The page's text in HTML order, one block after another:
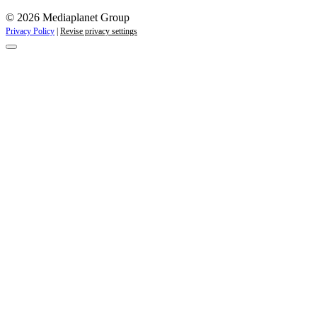
© 2026 Mediaplanet Group
Privacy Policy | Revise privacy settings